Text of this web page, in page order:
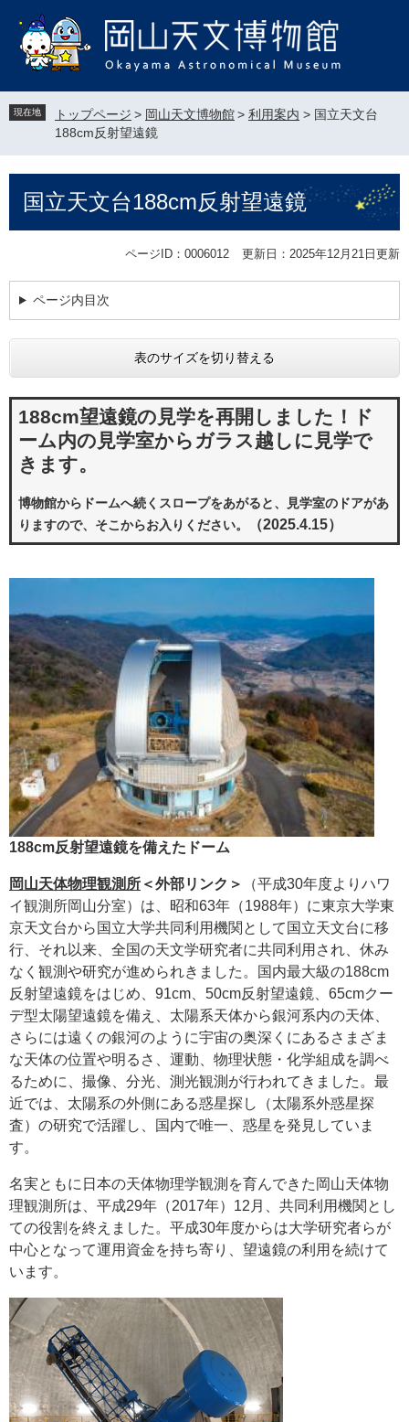
頭
で
飛
ば
現在地 トップページ > 岡山天文博物館> 利用案内 > 国立天文台
188cm反射望遠鏡
国立天文台188cm反射望遠鏡
ページID：0006012 更新日：2025年12月21日更新
ページ内目次
表のサイズを切り替える
188cm望遠鏡の見学を再開しました！ド
ーム内の見学室からガラス越しに見学で
きます。
博物館からドームへ続くスロープをあがると、見学室のドアがあ
りますので、そこからお入りください。
（2025.4.15）
188cm反射望遠鏡を備えたドーム
岡山天体物理観測所 ＜外部リンク＞
（平成30年度よりハワ
イ観測所岡山分室）は、昭和63年（1988年）に東京大学東
京天文台から国立大学共同利用機関として国立天文台に移
行、それ以来、全国の天文学研究者に共同利用され、休み
なく観測や研究が進められきました。国内最大級の188cm
反射望遠鏡をはじめ、91cm、50cm反射望遠鏡、65cmクー
デ型太陽望遠鏡を備え、太陽系天体から銀河系内の天体、
さらには遠くの銀河のように宇宙の奥深くにあるさまざま
な天体の位置や明るさ、運動、物理状態・化学組成を調べ
るために、撮像、分光、測光観測が行われてきました。最
近では、太陽系の外側にある惑星探し（太陽系外惑星探
査）の研究で活躍し、国内で唯一、惑星を発見していま
す。
名実ともに日本の天体物理学観測を育んできた岡山天体物
理観測所は、平成29年（2017年）12月、共同利用機関とし
ての役割を終えました。平成30年度からは大学研究者らが
中心となって運用資金を持ち寄り、望遠鏡の利用を続けて
います。